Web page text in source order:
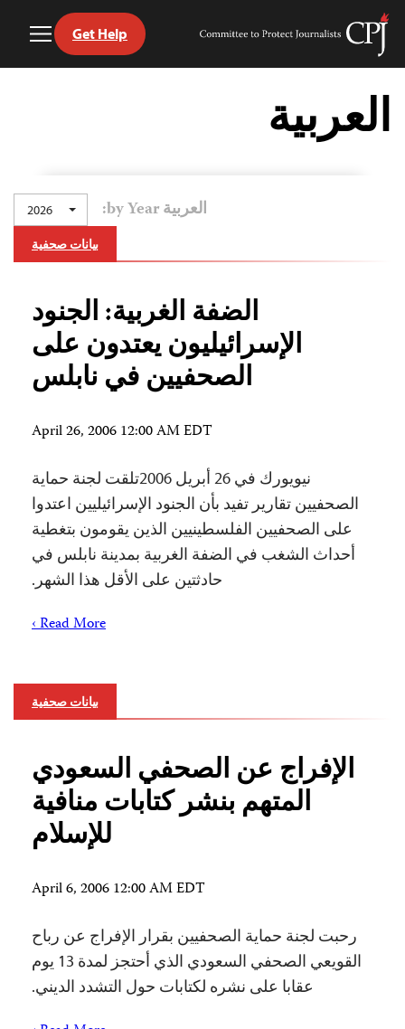
Skip
content
Committee
Get Help
العربية
العربية by Year: 2026
بيانات صحفية
الضفة الغربية: الجنود
الإسرائيليون يعتدون على
الصحفيين في نابلس
April 26, 2006 12:00 AM EDT
نيويورك في 26 أبريل 2006تلقت لجنة حماية
الصحفيين تقارير تفيد بأن الجنود الإسرائيليين اعتدوا
على الصحفيين الفلسطينيين الذين يقومون بتغطية
أحداث الشغب في الضفة الغربية بمدينة نابلس في
حادثتين على الأقل هذا الشهر.
Read More ›
بيانات صحفية
الإفراج عن الصحفي السعودي
المتهم بنشر كتابات منافية
للإسلام
April 6, 2006 12:00 AM EDT
رحبت لجنة حماية الصحفيين بقرار الإفراج عن رباح
القويعي الصحفي السعودي الذي أحتجز لمدة 13 يوم
عقابا على نشره لكتابات حول التشدد الديني.